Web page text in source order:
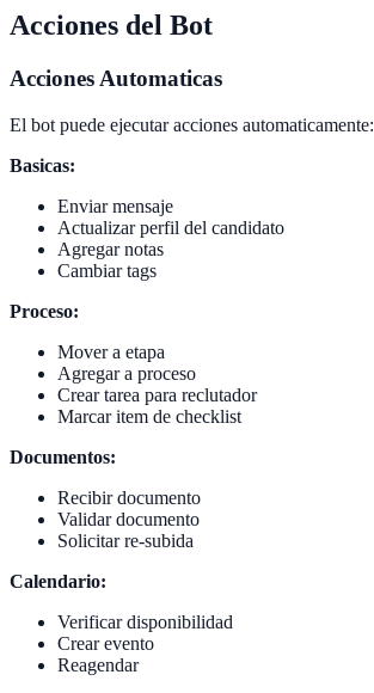
Acciones del Bot
Acciones Automaticas
El bot puede ejecutar acciones automaticamente:
Basicas:
Enviar mensaje
Actualizar perfil del candidato
Agregar notas
Cambiar tags
Proceso:
Mover a etapa
Agregar a proceso
Crear tarea para reclutador
Marcar item de checklist
Documentos:
Recibir documento
Validar documento
Solicitar re-subida
Calendario:
Verificar disponibilidad
Crear evento
Reagendar